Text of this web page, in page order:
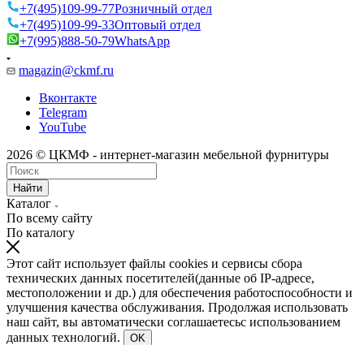
+7(495)109-99-77Розничный отдел
+7(495)109-99-33Оптовый отдел
+7(995)888-50-79WhatsApp
magazin@ckmf.ru
Вконтакте
Telegram
YouTube
2026 © ЦКМФ - интернет-магазин мебельной фурнитуры
Найти
Каталог
По всему сайту
По каталогу
Этот сайт использует файлы cookies и сервисы сбора
технических данных посетителей(данные об IP-адресе,
местоположении и др.) для обеспечения работоспособности и
улучшения качества обслуживания. Продолжая использовать
наш сайт, вы автоматически соглашаетесьс использованием
данных технологий.
OK